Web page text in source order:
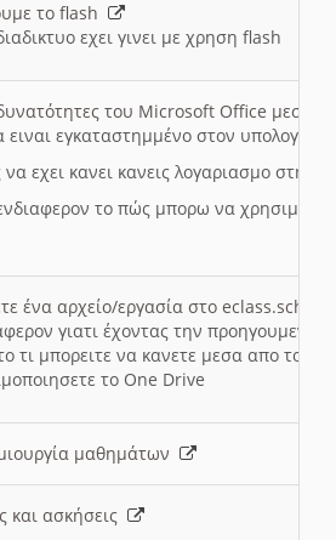
το flash
εχει γινει με χρηση flash
του Microsoft Office μεσω
εγκαταστημμένο στον
να εχει κανει κανεις λογαριασμο στη
το πώς μπορω να
ένα αρχείο/εργασία στο eclass.sch.gr
γιατι έχοντας την
τι μπορειτε να κανετε μεσα απο το
το One Drive
μαθημάτων
και ασκήσεις